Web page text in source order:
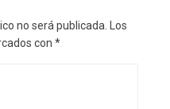
no será publicada.
Los
con *